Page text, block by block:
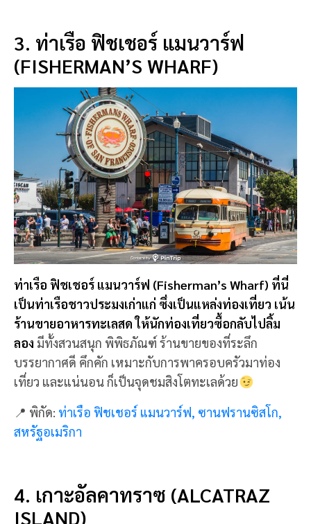
ท่าเรือ ฟิชเชอร์ แมนวาร์ฟ (Fisherman’s Wharf) ที่นี่
เป็นท่าเรือชาวประมงเก่าแก่ ซึ่งเป็นแหล่งท่องเที่ยว เน้น
ร้านขายอาหารทะเลสด ให้นักท่องเที่ยวซื้อกลับไปลิ้ม
ลองมีทั้งสวนสนุก พิพิธภัณฑ์ ร้านขายของที่ระลึก
บรรยากาศดี คึกคัก เหมาะกับการพาครอบครัวมาท่อง
เที่ยว และแน่นอน ก็เป็นจุดชมสิงโตทะเลด้วย
📍 พิกัด:ท่าเรือ ฟิชเชอร์ แมนวาร์ฟ, ซานฟรานซิสโก,
สหรัฐอเมริกา
4. เกาะอัลคาทราซ (ALCATRAZ
ISLAND)